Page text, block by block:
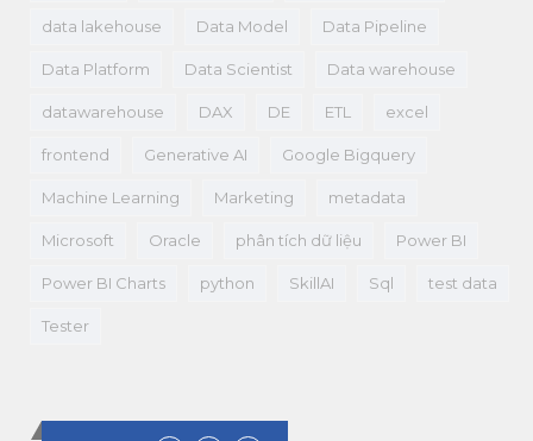
data lakehouse Data Model Data Pipeline
Data Platform Data Scientist Data warehouse
datawarehouse DAX DE ETL excel
frontend Generative AI Google Bigquery
Machine Learning Marketing metadata
Microsoft Oracle phân tích dữ liệu Power BI
Power BI Charts python SkillAI Sql test data
Tester